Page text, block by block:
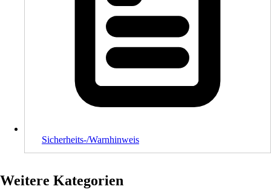
Sicherheits-/Warnhinweis
Weitere Kategorien